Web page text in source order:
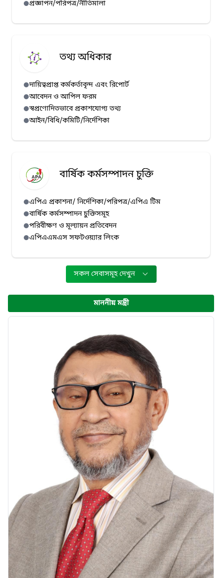
হাম প্রেস রিলিজ (১২/০৭/২০২৬)
হাম প্রেস রিলিজ (১০/০৭/২০২৬)
প্রজ্ঞাপন/পরিপত্র/নীতিমালা
তথ্য অধিকার
দায়িত্বপ্রাপ্ত কর্মকর্তাবৃন্দ এবং রিপোর্ট
আবেদন ও আপিল ফরম
স্বপ্রণোদিতভাবে প্রকাশযোগ্য তথ্য
আইন/বিধি/কমিটি/নির্দেশিকা
বার্ষিক কর্মসম্পাদন চুক্তি
এপিএ প্রকাশনা/ নির্দেশিকা/পরিপত্র/এপিএ টিম
বার্ষিক কর্মসম্পাদন চুক্তিসমূহ
পরিবীক্ষণ ও মূল্যায়ন প্রতিবেদন
এপিএএমএস সফটওয়্যার লিংক
সকল সেবাসমূহ দেখুন
মাননীয় মন্ত্রী